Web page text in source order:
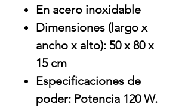
En acero inoxidable
Dimensiones (largo x
ancho x alto): 50 x 80 x
15 cm
Especificaciones de
poder: Potencia 120 W.